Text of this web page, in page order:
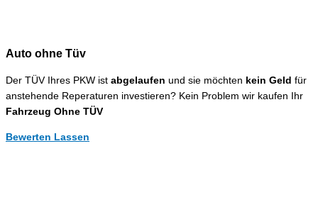
Auto ohne Tüv
Der TÜV Ihres PKW ist abgelaufen und sie möchten kein Geld für
anstehende Reperaturen investieren? Kein Problem wir kaufen Ihr
Fahrzeug Ohne TÜV
Bewerten Lassen